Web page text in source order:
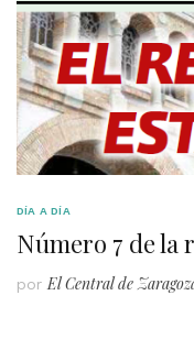
DÍA A DÍA
Número 7 de la
por El Central de